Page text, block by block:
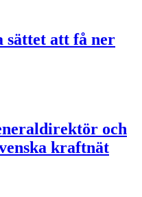
sättet att få ner
och
kraftnät